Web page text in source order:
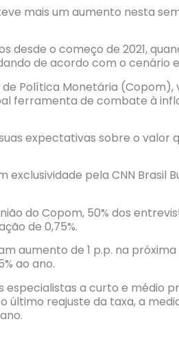
mais um aumento nesta
o começo de 2021,
de acordo com o cenário
Política Monetária (Copom),
ferramenta de combate à
expectativas sobre o valor
pela CNN Brasil
do Copom, 50% dos
de 0,75%.
aumento de 1 p.p. na próxima
ao ano.
especialistas a curto e médio
último reajuste da taxa, a